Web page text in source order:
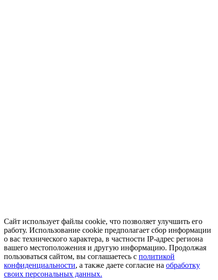
Сайт использует файлы cookie, что позволяет улучшить его
работу. Использование cookie предполагает сбор информации
о вас технического характера, в частности IP-адрес региона
вашего местоположения и другую информацию. Продолжая
пользоваться сайтом, вы соглашаетесь с политикой
конфиденциальности, а также даете согласие на обработку
своих персональных данных.